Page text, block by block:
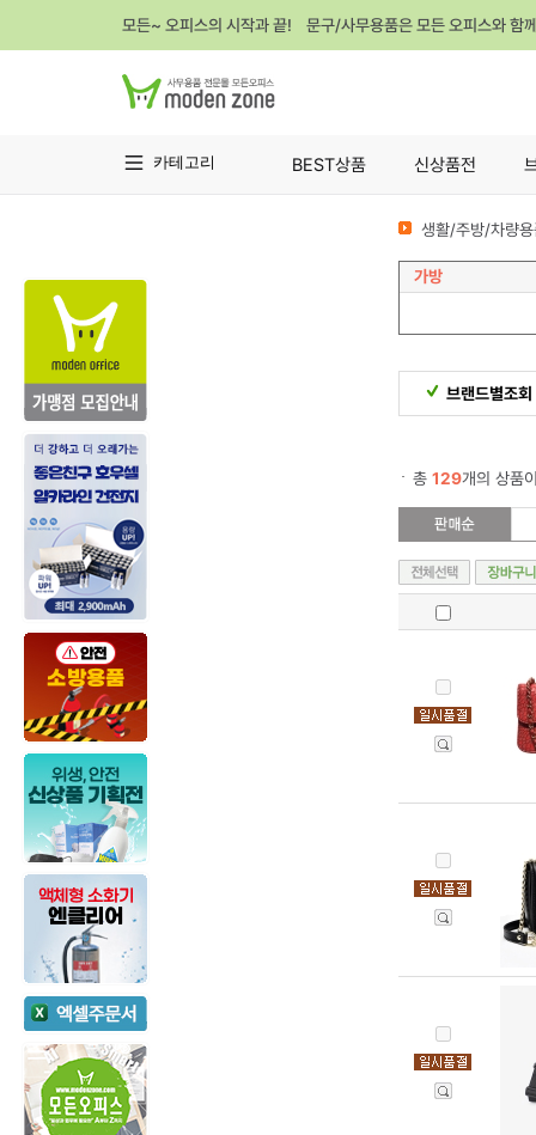
모든~ 오피스의 시작과 끝! 문구/사무용품은 모든 오피스와 함
카테고리 BEST상품 신상품전
생활/주방/차량
가방
브랜드별조회
총 129개의 상품